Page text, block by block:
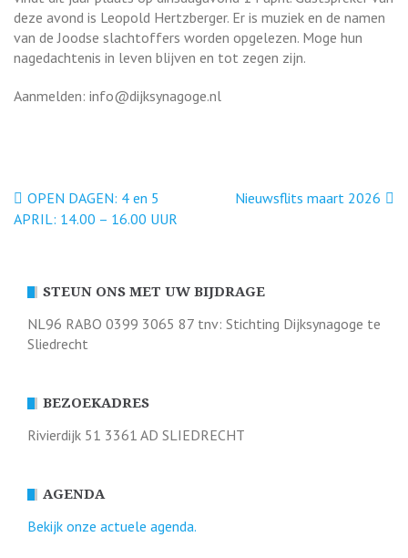
deze avond is Leopold Hertzberger. Er is muziek en de namen
van de Joodse slachtoffers worden opgelezen. Moge hun
nagedachtenis in leven blijven en tot zegen zijn.
Aanmelden: info@dijksynagoge.nl
Bericht
OPEN DAGEN: 4 en 5
APRIL: 14.00 – 16.00 UUR
Nieuwsflits maart 2026
STEUN ONS MET UW BIJDRAGE
NL96 RABO 0399 3065 87 tnv: Stichting Dijksynagoge te
Sliedrecht
BEZOEKADRES
Rivierdijk 51 3361 AD SLIEDRECHT
AGENDA
Bekijk onze actuele agenda.